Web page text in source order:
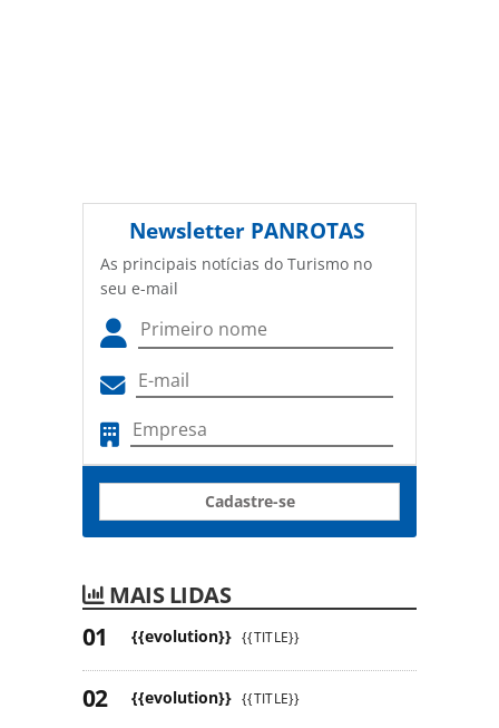
Newsletter PANROTAS
As principais notícias do Turismo no
seu e-mail
Cadastre-se
MAIS LIDAS
{{evolution}} {{TITLE}}
{{evolution}} {{TITLE}}